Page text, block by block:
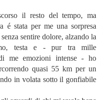
il resto del tempo, ma
é stata per me una sorpresa
sentire dolore, alzando la
testa e - pur tra mille
me emozioni intense - ho
quasi 55 km per un
in volata sotto il gonfiabile